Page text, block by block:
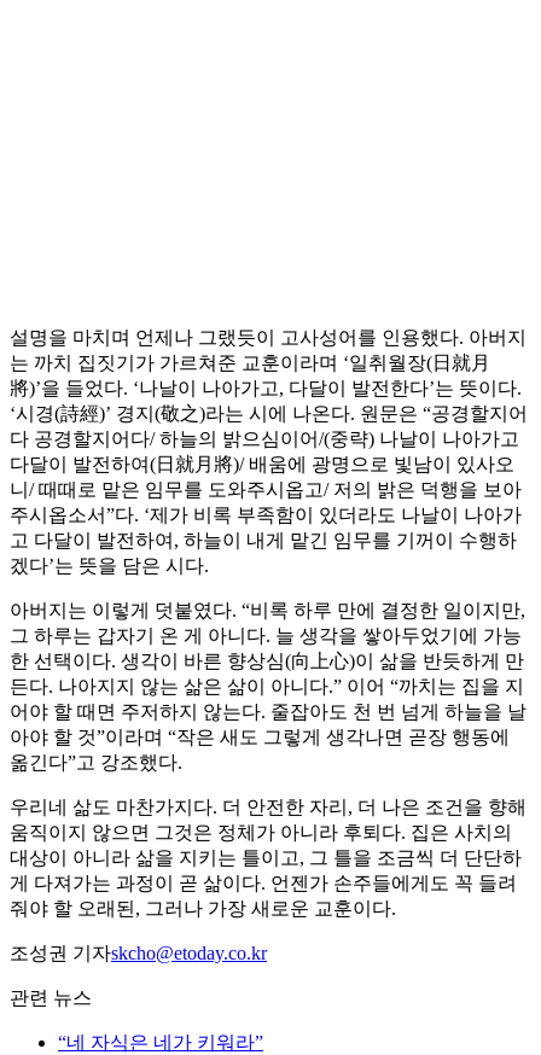
설명을 마치며 언제나 그랬듯이 고사성어를 인용했다. 아버지
는 까치 집짓기가 가르쳐준 교훈이라며 ‘일취월장(日就月
將)’을 들었다. ‘나날이 나아가고, 다달이 발전한다’는 뜻이다.
‘시경(詩經)’ 경지(敬之)라는 시에 나온다. 원문은 “공경할지어
다 공경할지어다/ 하늘의 밝으심이어/(중략) 나날이 나아가고
다달이 발전하여(日就月將)/ 배움에 광명으로 빛남이 있사오
니/ 때때로 맡은 임무를 도와주시옵고/ 저의 밝은 덕행을 보아
주시옵소서”다. ‘제가 비록 부족함이 있더라도 나날이 나아가
고 다달이 발전하여, 하늘이 내게 맡긴 임무를 기꺼이 수행하
겠다’는 뜻을 담은 시다.
아버지는 이렇게 덧붙였다. “비록 하루 만에 결정한 일이지만,
그 하루는 갑자기 온 게 아니다. 늘 생각을 쌓아두었기에 가능
한 선택이다. 생각이 바른 향상심(向上心)이 삶을 반듯하게 만
든다. 나아지지 않는 삶은 삶이 아니다.” 이어 “까치는 집을 지
어야 할 때면 주저하지 않는다. 줄잡아도 천 번 넘게 하늘을 날
아야 할 것”이라며 “작은 새도 그렇게 생각나면 곧장 행동에
옮긴다”고 강조했다.
우리네 삶도 마찬가지다. 더 안전한 자리, 더 나은 조건을 향해
움직이지 않으면 그것은 정체가 아니라 후퇴다. 집은 사치의
대상이 아니라 삶을 지키는 틀이고, 그 틀을 조금씩 더 단단하
게 다져가는 과정이 곧 삶이다. 언젠가 손주들에게도 꼭 들려
줘야 할 오래된, 그러나 가장 새로운 교훈이다.
조성권 기자skcho@etoday.co.kr
관련 뉴스
“네 자식은 네가 키워라”